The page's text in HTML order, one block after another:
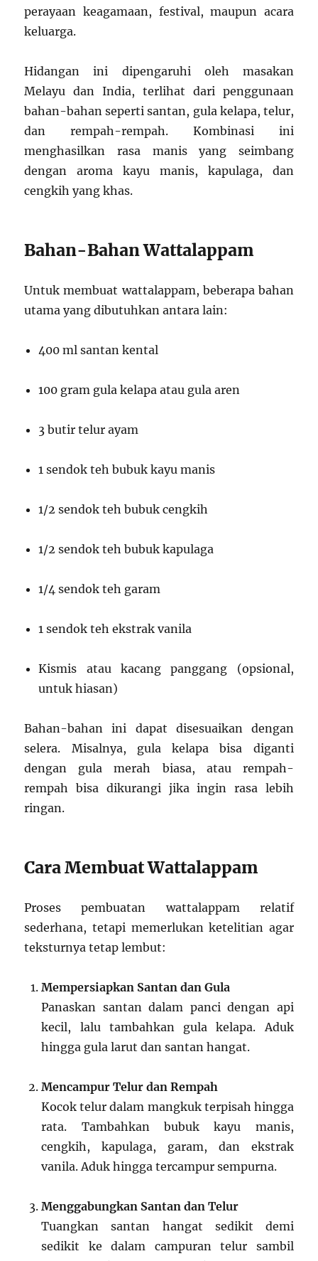
perayaan keagamaan, festival, maupun acara
keluarga.
Hidangan ini dipengaruhi oleh masakan
Melayu dan India, terlihat dari penggunaan
bahan-bahan seperti santan, gula kelapa, telur,
dan rempah-rempah. Kombinasi ini
menghasilkan rasa manis yang seimbang
dengan aroma kayu manis, kapulaga, dan
cengkih yang khas.
Bahan-Bahan Wattalappam
Untuk membuat wattalappam, beberapa bahan
utama yang dibutuhkan antara lain:
400 ml santan kental
100 gram gula kelapa atau gula aren
3 butir telur ayam
1 sendok teh bubuk kayu manis
1/2 sendok teh bubuk cengkih
1/2 sendok teh bubuk kapulaga
1/4 sendok teh garam
1 sendok teh ekstrak vanila
Kismis atau kacang panggang (opsional,
untuk hiasan)
Bahan-bahan ini dapat disesuaikan dengan
selera. Misalnya, gula kelapa bisa diganti
dengan gula merah biasa, atau rempah-
rempah bisa dikurangi jika ingin rasa lebih
ringan.
Cara Membuat Wattalappam
Proses pembuatan wattalappam relatif
sederhana, tetapi memerlukan ketelitian agar
teksturnya tetap lembut:
Mempersiapkan Santan dan Gula
Panaskan santan dalam panci dengan api
kecil, lalu tambahkan gula kelapa. Aduk
hingga gula larut dan santan hangat.
Mencampur Telur dan Rempah
Kocok telur dalam mangkuk terpisah hingga
rata. Tambahkan bubuk kayu manis,
cengkih, kapulaga, garam, dan ekstrak
vanila. Aduk hingga tercampur sempurna.
Menggabungkan Santan dan Telur
Tuangkan santan hangat sedikit demi
sedikit ke dalam campuran telur sambil